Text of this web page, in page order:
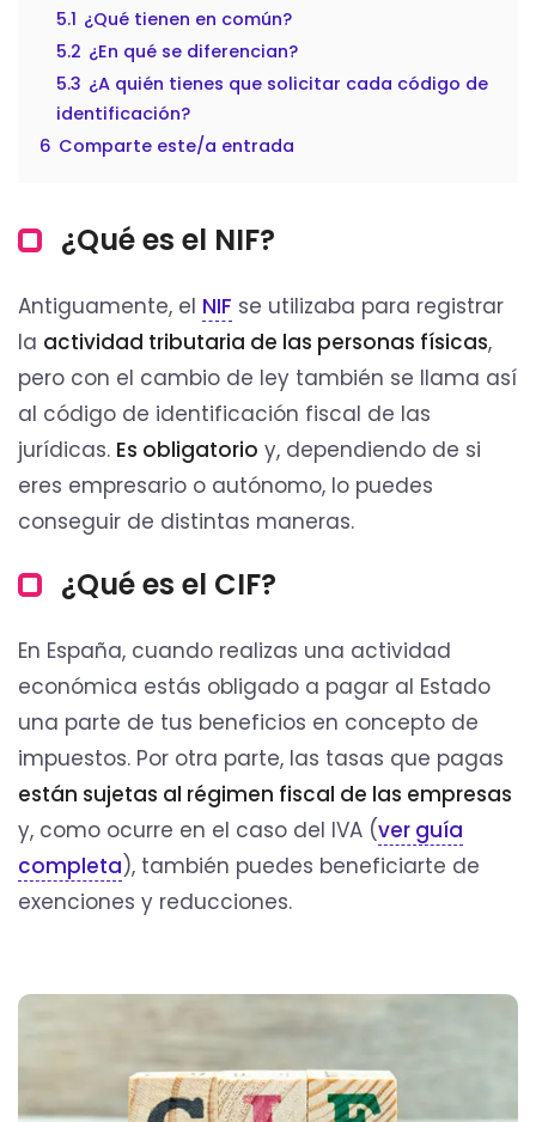
5.1 ¿Qué tienen en común?
5.2 ¿En qué se diferencian?
5.3 ¿A quién tienes que solicitar cada código de
identificación?
6 Comparte este/a entrada
¿Qué es el NIF?
Antiguamente, el NIF se utilizaba para registrar
la actividad tributaria de las personas físicas,
pero con el cambio de ley también se llama así
al código de identificación fiscal de las
jurídicas. Es obligatorio y, dependiendo de si
eres empresario o autónomo, lo puedes
conseguir de distintas maneras.
¿Qué es el CIF?
En España, cuando realizas una actividad
económica estás obligado a pagar al Estado
una parte de tus beneficios en concepto de
impuestos. Por otra parte, las tasas que pagas
están sujetas al régimen fiscal de las empresas
y, como ocurre en el caso del IVA (ver guía
completa), también puedes beneficiarte de
exenciones y reducciones.